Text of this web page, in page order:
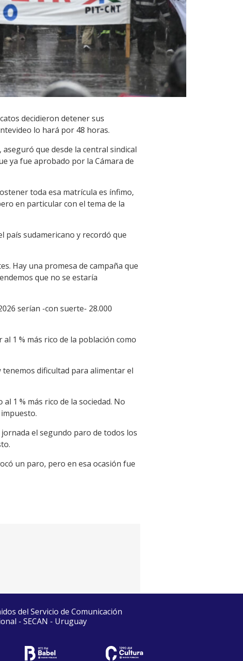
decidieron detener sus
lo hará por 48 horas.
que desde la central sindical
ya fue aprobado por la Cámara de
toda esa matrícula es ínfimo,
en particular con el tema de la
país sudamericano y recordó que
Hay una promesa de campaña que
que no se estaría
serían -con suerte- 28.000
1 % más rico de la población como
dificultad para alimentar el
1 % más rico de la sociedad. No
el segundo paro de todos los
un paro, pero en esa ocasión fue
del Servicio de Comunicación
- SECAN - Uruguay